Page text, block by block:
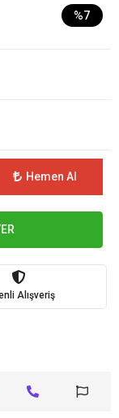
%7
Hemen Al
Alışveriş